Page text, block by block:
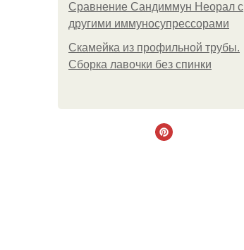
Сравнение Сандиммун Неорал с
другими иммуносупрессорами
Скамейка из профильной трубы.
Сборка лавочки без спинки